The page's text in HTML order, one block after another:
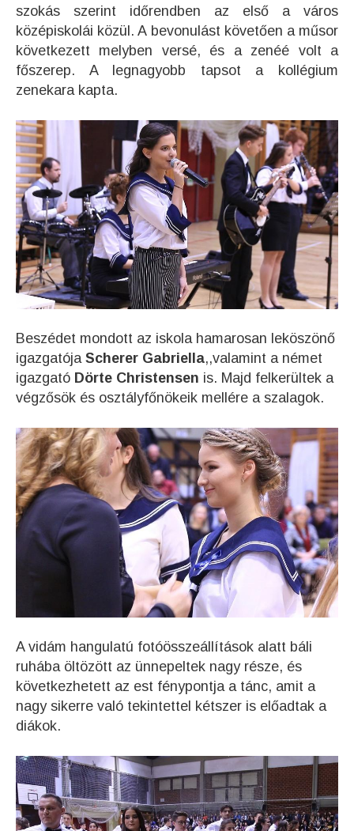
szokás szerint időrendben az első a város
középiskolái közül. A bevonulást követően a műsor
következett melyben versé, és a zenéé volt a
főszerep. A legnagyobb tapsot a kollégium
zenekara kapta.
Beszédet mondott az iskola hamarosan leköszönő
igazgatója Scherer Gabriella,,valamint a német
igazgató Dörte Christensen is. Majd felkerültek a
végzősök és osztályfőnökeik mellére a szalagok.
A vidám hangulatú fotóösszeállítások alatt báli
ruhába öltözött az ünnepeltek nagy része, és
következhetett az est fénypontja a tánc, amit a
nagy sikerre való tekintettel kétszer is előadtak a
diákok.